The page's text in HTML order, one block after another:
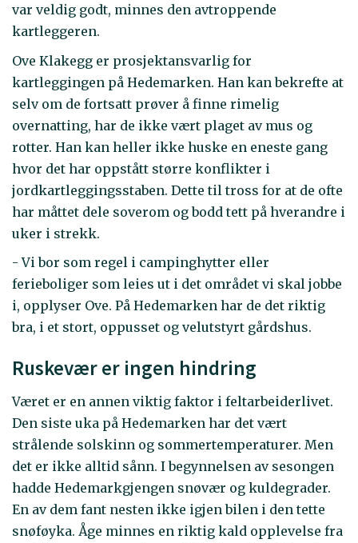
var veldig godt, minnes den avtroppende
kartleggeren.
Ove Klakegg er prosjektansvarlig for
kartleggingen på Hedemarken. Han kan bekrefte at
selv om de fortsatt prøver å finne rimelig
overnatting, har de ikke vært plaget av mus og
rotter. Han kan heller ikke huske en eneste gang
hvor det har oppstått større konflikter i
jordkartleggingsstaben. Dette til tross for at de ofte
har måttet dele soverom og bodd tett på hverandre i
uker i strekk.
- Vi bor som regel i campinghytter eller
ferieboliger som leies ut i det området vi skal jobbe
i, opplyser Ove. På Hedemarken har de det riktig
bra, i et stort, oppusset og velutstyrt gårdshus.
Ruskevær er ingen hindring
Været er en annen viktig faktor i feltarbeiderlivet.
Den siste uka på Hedemarken har det vært
strålende solskinn og sommertemperaturer. Men
det er ikke alltid sånn. I begynnelsen av sesongen
hadde Hedemarkgjengen snøvær og kuldegrader.
En av dem fant nesten ikke igjen bilen i den tette
snøføyka. Åge minnes en riktig kald opplevelse fra